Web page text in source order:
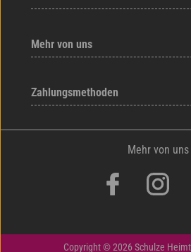
Mehr von uns
Zahlungsmethoden
Mehr von uns
Copyright © 2026 Schulze